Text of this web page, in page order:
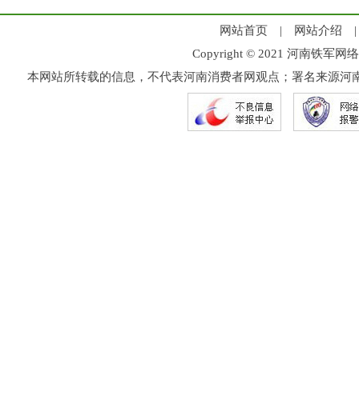
网站首页 | 网站介绍
Copyright © 2021 河南铁军网
本网站所转载的信息，不代表河南消费者网观点；署名来源